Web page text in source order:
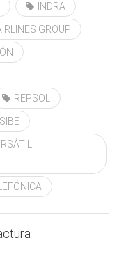
INDRA
GROUP
REPSOL
SIBE